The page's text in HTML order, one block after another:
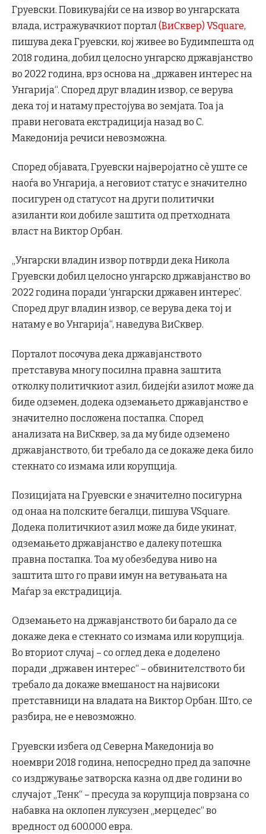
Груевски. Повикувајќи се на извор во унгарската
влада, истражувачкиот портал(ВиСквер) VSquare,
пишува дека Груевски, кој живее во Будимпешта од
2018 година, добил целосно унгарско државјанство
во 2022 година, врз основа на „државен интерес на
Унгарија“. Според друг владин извор, се верува
дека тој и натаму престојува во земјата. Тоа ја
прави неговата екстрадиција назад во С.
Македонија речиси невозможна.
Според објавата, Груевски најверојатно сè уште се
наоѓа во Унгарија, а неговиот статус е значително
посигурен од статусот на други политички
азиланти кои добиле заштита од претходната
власт на Виктор Орбан.
„Унгарски владин извор потврди дека Никола
Груевски добил целосно унгарско државјанство во
2022 година поради ‘унгарски државен интерес’.
Според друг владин извор, се верува дека тој и
натаму е во Унгарија“, наведува ВиСквер.
Порталот посочува дека државјанството
претставува многу посилна правна заштита
отколку политичкиот азил, бидејќи азилот може да
биде одземен, додека одземањето државјанство е
значително посложена постапка. Според
анализата на ВиСквер, за да му биде одземено
државјанството, би требало да се докаже дека било
стекнато со измама или корупција.
Позицијата на Груевски е значително посигурна
од онаа на полските бегалци, пишува VSquare.
Додека политичкиот азил може да биде укинат,
одземањето државјанство е далеку потешка
правна постапка. Тоа му обезбедува ниво на
заштита што го прави имун на ветувањата на
Маѓар за екстрадиција.
Одземањето на државјанството би барало да се
докаже дека е стекнато со измама или корупција.
Во вториот случај – со оглед дека е доделено
поради „државен интерес“ – обвинителството би
требало да докаже вмешаност на највисоки
претставници на владата на Виктор Орбан. Што, се
разбира, не е невозможно.
Груевски избега од Северна Македонија во
ноември 2018 година, непосредно пред да започне
со издржување затворска казна од две години во
случајот „Тенк“ – пресуда за корупција поврзана со
набавка на оклопен луксузен „мерцедес“ во
вредност од 600.000 евра.